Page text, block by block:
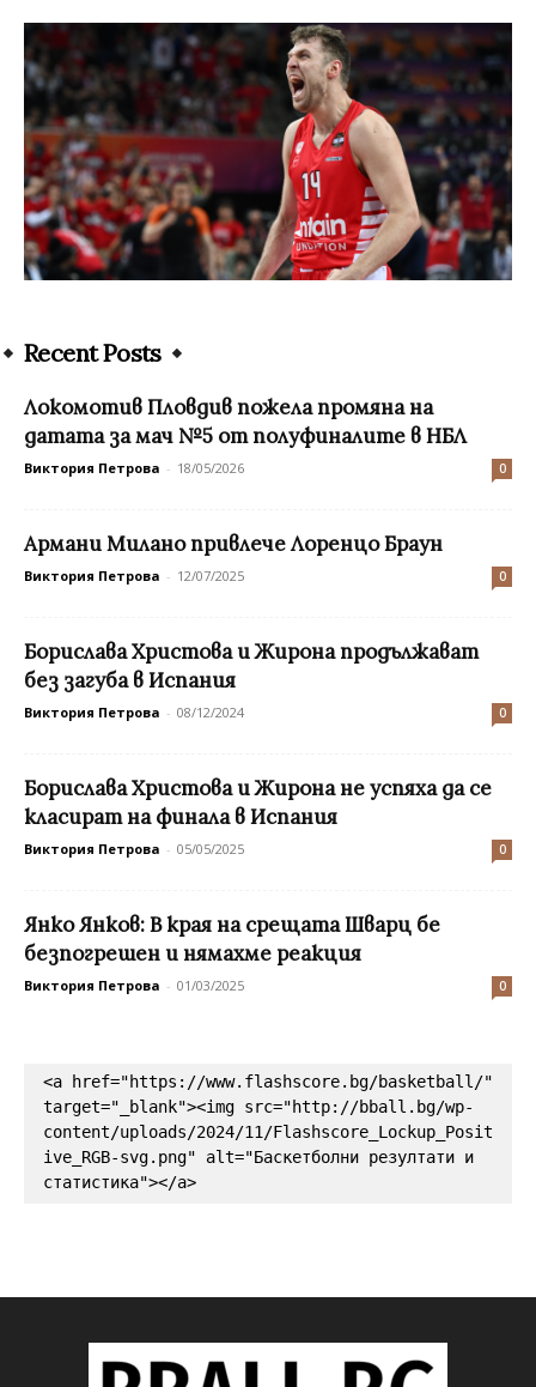
Recent Posts
Локомотив Пловдив пожела промяна на
датата за мач №5 от полуфиналите в НБЛ
Виктория Петрова - 18/05/2026 0
Армани Милано привлече Лоренцо Браун
Виктория Петрова - 12/07/2025 0
Борислава Христова и Жирона продължават
без загуба в Испания
Виктория Петрова - 08/12/2024 0
Борислава Христова и Жирона не успяха да се
класират на финала в Испания
Виктория Петрова - 05/05/2025 0
Янко Янков: В края на срещата Шварц бе
безпогрешен и нямахме реакция
Виктория Петрова - 01/03/2025 0
<a href="https://www.flashscore.bg/basketball/"
target="_blank"><img src="http://bball.bg/wp-
content/uploads/2024/11/Flashscore_Lockup_Posit
ive_RGB-svg.png" alt="Баскетболни резултати и
статистика"></a>